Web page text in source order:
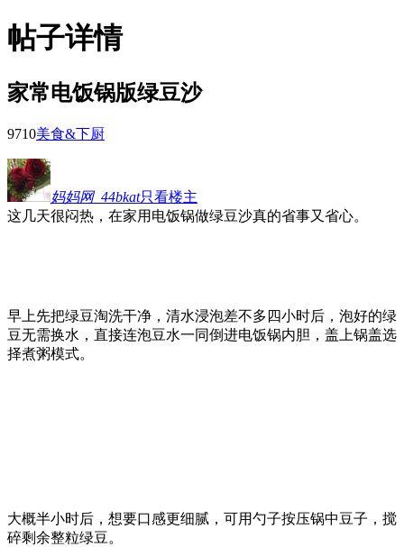
帖子详情
家常电饭锅版绿豆沙
9710美食&下厨
妈妈网_44bkat只看楼主
这几天很闷热，在家用电饭锅做绿豆沙真的省事又省心。
早上先把绿豆淘洗干净，清水浸泡差不多四小时后，泡好的绿
豆无需换水，直接连泡豆水一同倒进电饭锅内胆，盖上锅盖选
择煮粥模式。
大概半小时后，想要口感更细腻，可用勺子按压锅中豆子，搅
碎剩余整粒绿豆。